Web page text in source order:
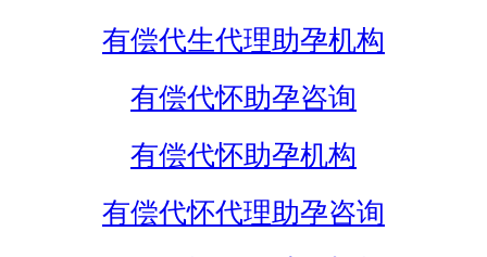
有偿代生代理助孕机构
有偿代怀助孕咨询
有偿代怀助孕机构
有偿代怀代理助孕咨询